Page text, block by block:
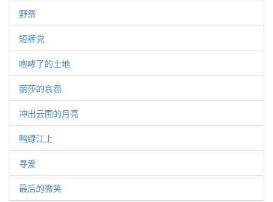
野祭
短裤党
咆哮了的土地
丽莎的哀怨
冲出云围的月亮
鸭绿江上
寻爱
最后的微笑